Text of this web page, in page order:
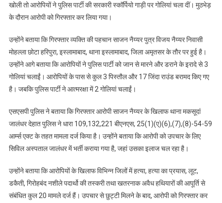
खोली तो आरोपियों ने पुलिस पार्टी की सरकारी स्कॉर्पियो गाड़ी पर गोलियां चला दीं। मुठभेड़
के दौरान आरोपी को गिरफ्तार कर लिया गया।
उन्होंने बताया कि गिरफ्तार व्यक्ति की पहचान साजन नैय्यर पुत्र विजय नैय्यर निवासी
मोहल्ला छोटा हरिपुरा, इस्लामाबाद, थाना इस्लामाबाद, जिला अमृतसर के तौर पर हुई है।
उन्होंने आगे बताया कि आरोपियों ने पुलिस पार्टी को जान से मारने और डराने के इरादे से 3
गोलियां चलाईं। आरोपियों के पास से कुल 3 पिस्तौल और 17 जिंदा राउंड बरामद किए गए
है। जबकि पुलिस पार्टी ने आत्मरक्षा में 2 गोलियां चलाईं।
एसएसपी पुलिस ने बताया कि गिरफ्तार आरोपी साजन नैय्यर के खिलाफ थाना मकसूदां
जालंधर देहात पुलिस ने धारा 109,132,221 बीएनएस, 25(1)(ए)(6),(7),(8)-54-59
आर्म्स एक्ट के तहत मामला दर्ज किया है। उन्होंने बताया कि आरोपी को उपचार के लिए
सिविल अस्पताल जालंधर में भर्ती कराया गया है, जहां उसका इलाज चल रहा है।
उन्होंने बताया कि आरोपियों के खिलाफ विभिन्न जिलों में हत्या, हत्या का प्रयास, लूट,
डकैती, गिरोहबंद नशीले पदार्थो की तस्करी तथा खतरनाक अवैध हथियारों की आपूर्ति से
संबंधित कुल 20 मामले दर्ज हैं। उपचार से छुट्टी मिलने के बाद, आरोपी को गिरफ्तार कर